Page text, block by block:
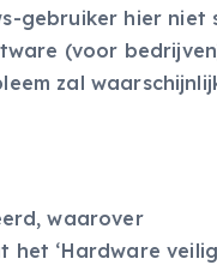
gebruiker hier niet
(voor
zal
waarover
het ‘Hardware veilig